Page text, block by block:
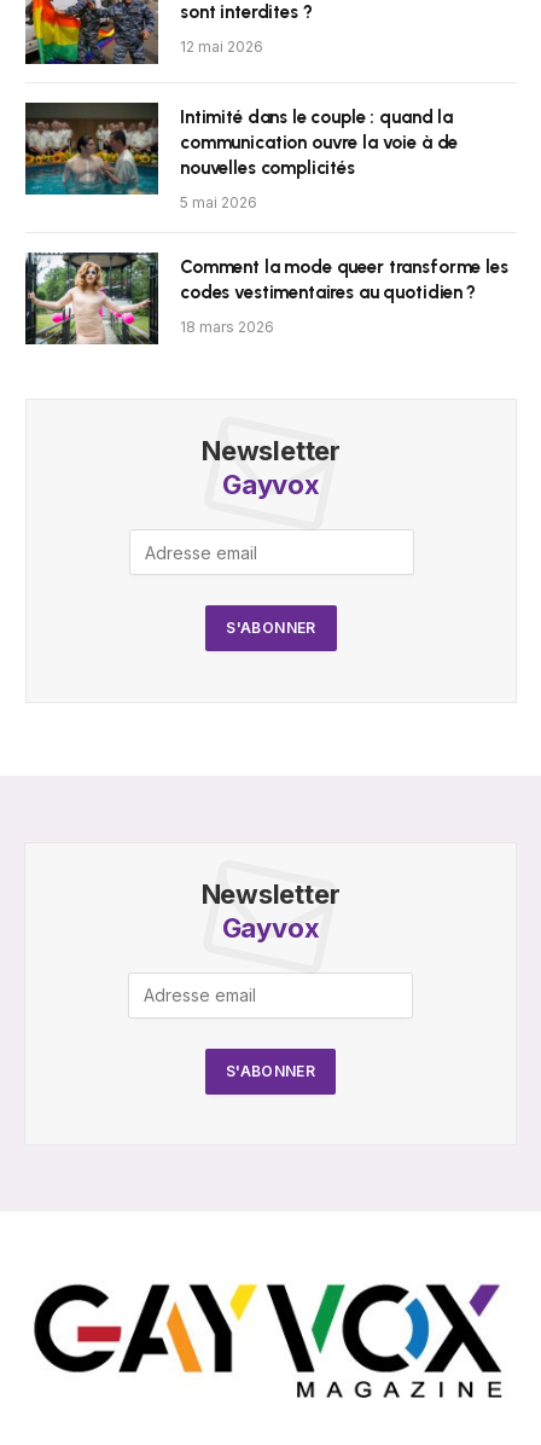
sont interdites ?
12 mai 2026
Intimité dans le couple : quand la
communication ouvre la voie à de
nouvelles complicités
5 mai 2026
Comment la mode queer transforme les
codes vestimentaires au quotidien ?
18 mars 2026
Newsletter
Gayvox
Newsletter
Gayvox